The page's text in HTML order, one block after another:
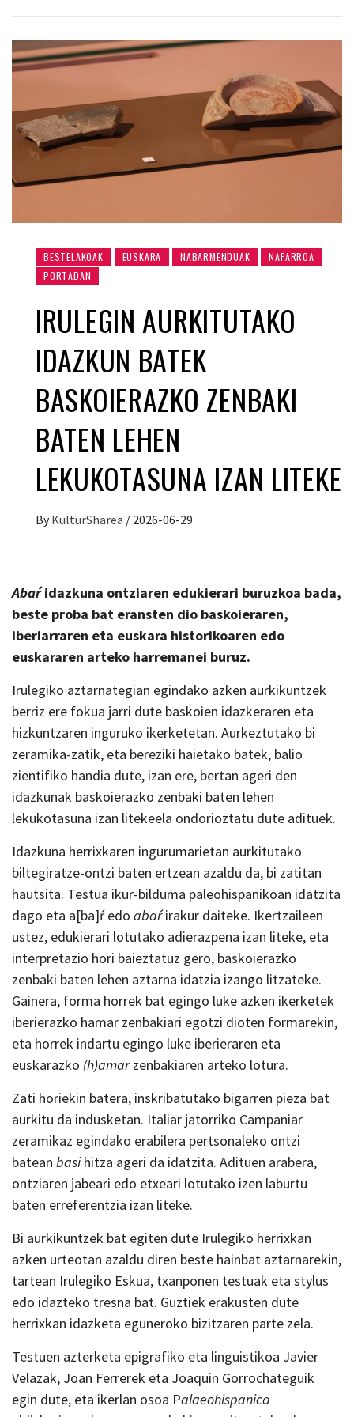
BESTELAKOAK EUSKARA NABARMENDUAK
NAFARROA
PORTADAN
IRULEGIN AURKITUTAKO
IDAZKUN BATEK
BASKOIERAZKO ZENBAKI
BATEN LEHEN
LEKUKOTASUNA IZAN LITEKE
By KulturSharea / 2026-06-29
Abaŕidazkuna ontziaren edukierari buruzkoa bada,
beste proba bat eransten dio baskoieraren,
iberiarraren eta euskara historikoaren edo
euskararen arteko harremanei buruz.
Irulegiko aztarnategian egindako azken aurkikuntzek
berriz ere fokua jarri dute baskoien idazkeraren eta
hizkuntzaren inguruko ikerketetan. Aurkeztutako bi
zeramika-zatik, eta bereziki haietako batek, balio
zientifiko handia dute, izan ere, bertan ageri den
idazkunak baskoierazko zenbaki baten lehen
lekukotasuna izan litekeela ondorioztatu dute adituek.
Idazkuna herrixkaren ingurumarietan aurkitutako
biltegiratze-ontzi baten ertzean azaldu da, bi zatitan
hautsita. Testua ikur-bilduma paleohispanikoan idatzita
dago eta a[ba]ŕ edo abaŕirakur daiteke. Ikertzaileen
ustez, edukierari lotutako adierazpena izan liteke, eta
interpretazio hori baieztatuz gero, baskoierazko
zenbaki baten lehen aztarna idatzia izango litzateke.
Gainera, forma horrek bat egingo luke azken ikerketek
iberierazko hamar zenbakiari egotzi dioten formarekin,
eta horrek indartu egingo luke iberieraren eta
euskarazko (h)amarzenbakiaren arteko lotura.
Zati horiekin batera, inskribatutako bigarren pieza bat
aurkitu da indusketan. Italiar jatorriko Campaniar
zeramikaz egindako erabilera pertsonaleko ontzi
batean basihitza ageri da idatzita. Adituen arabera,
ontziaren jabeari edo etxeari lotutako izen laburtu
baten erreferentzia izan liteke.
Bi aurkikuntzek bat egiten dute Irulegiko herrixkan
azken urteotan azaldu diren beste hainbat aztarnarekin,
tartean Irulegiko Eskua, txanponen testuak eta stylus
edo idazteko tresna bat. Guztiek erakusten dute
herrixkan idazketa eguneroko bizitzaren parte zela.
Testuen azterketa epigrafiko eta linguistikoa Javier
Velazak, Joan Ferrerek eta Joaquin Gorrochateguik
egin dute, eta ikerlan osoa Palaeohispanica